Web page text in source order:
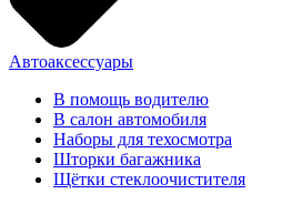
Автоаксессуары
В помощь водителю
В салон автомобиля
Наборы для техосмотра
Шторки багажника
Щётки стеклоочистителя